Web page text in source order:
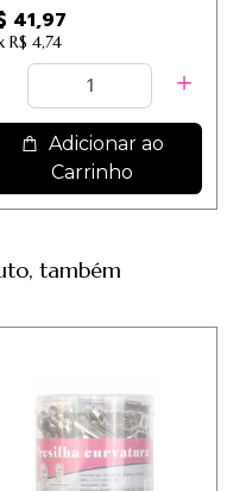
41,97
R$ 4,74
Adicionar ao
Carrinho
também